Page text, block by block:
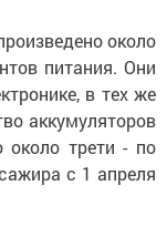
около
питания. Они
в тех же
аккумуляторов
около трети - по
с 1 апреля